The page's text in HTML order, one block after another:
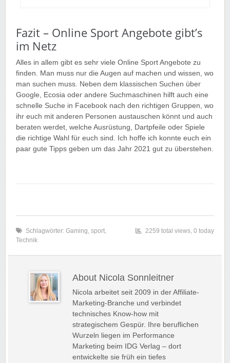
Fazit – Online Sport Angebote gibt’s
im Netz
Alles in allem gibt es sehr viele Online Sport Angebote zu
finden. Man muss nur die Augen auf machen und wissen, wo
man suchen muss. Neben dem klassischen Suchen über
Google, Ecosia oder andere Suchmaschinen hilft auch eine
schnelle Suche in Facebook nach den richtigen Gruppen, wo
ihr euch mit anderen Personen austauschen könnt und auch
beraten werdet, welche Ausrüstung, Dartpfeile oder Spiele
die richtige Wahl für euch sind. Ich hoffe ich konnte euch ein
paar gute Tipps geben um das Jahr 2021 gut zu überstehen.
Schlagwörter: Gaming, sport,
Technik
2259 total views, 0 today
About Nicola Sonnleitner
Nicola arbeitet seit 2009 in der Affiliate-
Marketing-Branche und verbindet
technisches Know-how mit
strategischem Gespür. Ihre beruflichen
Wurzeln liegen im Performance
Marketing beim IDG Verlag – dort
entwickelte sie früh ein tiefes